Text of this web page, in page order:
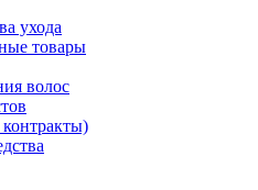
ухода
товары
волос